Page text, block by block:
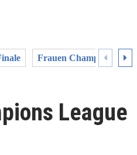
Frauen Champions
League